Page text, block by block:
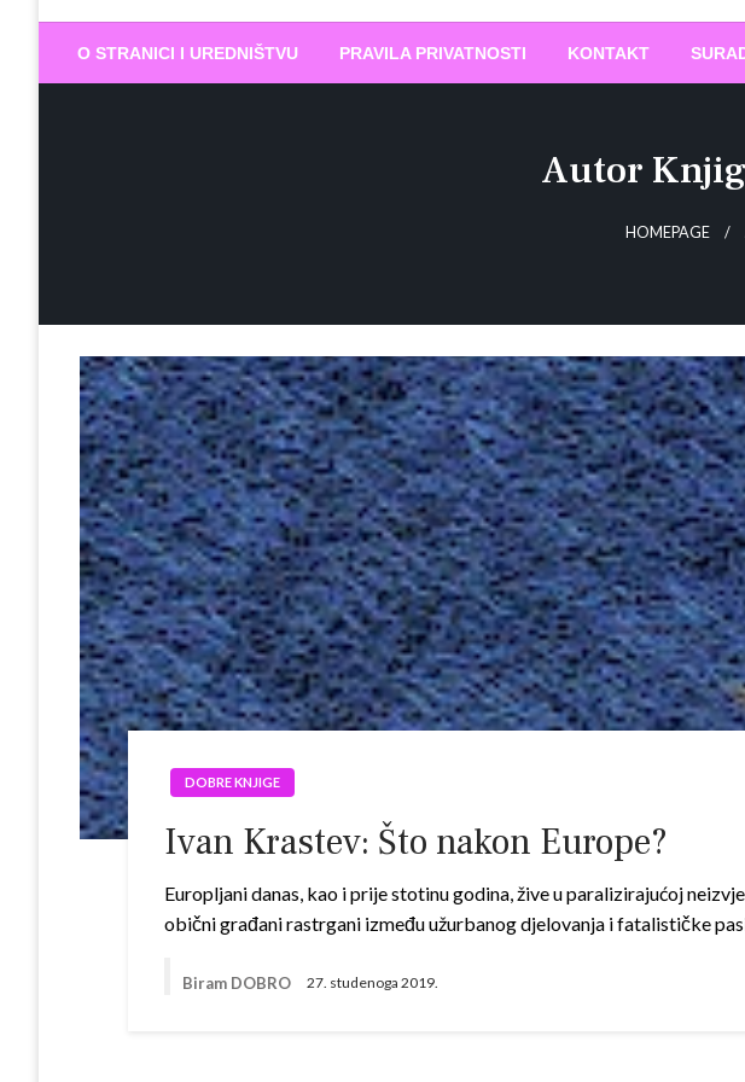
Biram DOBRO
O STRANICI I UREDNIŠTVU PRAVILA PRIVATNOSTI KONTAKT
Autor
HOMEPAGE
DOBRE KNJIGE
Ivan Krastev: Što nakon Europe?
Europljani danas, kao i prije stotinu godina, žive u paralizirajućoj
obični građani rastrgani između užurbanog djelovanja i fatalističke
Biram DOBRO 27. studenoga 2019.